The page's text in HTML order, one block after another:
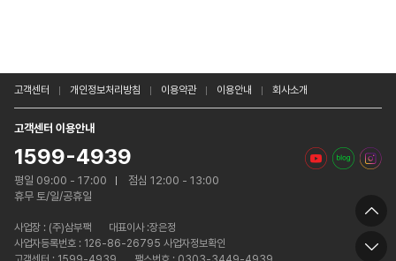
고객센터 개인정보처리방침 이용약관 이용안내 회사소개
고객센터 이용안내
1599-4939
평일 09:00 - 17:00
점심 12:00 - 13:00
휴무 토/일/공휴일
사업장 : (주)삼부팩
대표이사 :장은정
사업자등록번호 : 126-86-26795 사업자정보확인